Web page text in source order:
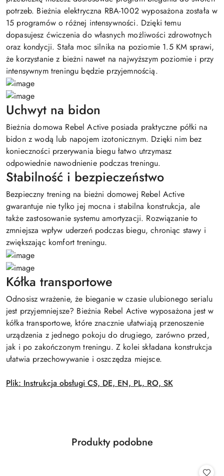
potrzeb. Bieżnia elektryczna RBA-1002 wyposażona została w
15 programów o różnej intensywności. Dzięki temu
dopasujesz ćwiczenia do własnych możliwości zdrowotnych
oraz kondycji. Stała moc silnika na poziomie 1.5 KM sprawi,
że korzystanie z bieżni nawet na najwyższym poziomie i przy
intensywnym treningu będzie przyjemnością.
Uchwyt na bidon
Bieżnia domowa Rebel Active posiada praktyczne półki na
bidon z wodą lub napojem izotonicznym. Dzięki nim bez
konieczności przerywania biegu łatwo utrzymasz
odpowiednie nawodnienie podczas treningu.
Stabilność i bezpieczeństwo
Bezpieczny trening na bieżni domowej Rebel Active
gwarantuje nie tylko jej mocna i stabilna konstrukcja, ale
także zastosowanie systemu amortyzacji. Rozwiązanie to
zmniejsza wpływ uderzeń podczas biegu, chroniąc stawy i
zwiększając komfort treningu.
Kółka transportowe
Odnosisz wrażenie, że bieganie w czasie ulubionego serialu
jest przyjemniejsze? Bieżnia Rebel Active wyposażona jest w
kółka transportowe, które znacznie ułatwiają przenoszenie
urządzenia z jednego pokoju do drugiego, zarówno przed,
jak i po zakończonym treningu. Z kolei składana konstrukcja
ułatwia przechowywanie i oszczędza miejsce.
Plik: Instrukcja obsługi CS, DE, EN, PL, RO, SK
Pomiń karuzelę produktów
Produkty
Produkty podobne